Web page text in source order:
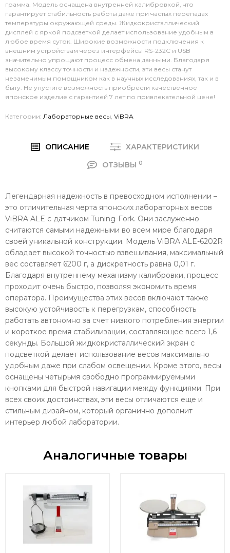
грамма. Модель оснащена внутренней калибровкой, что
гарантирует стабильность работы даже при частых перепадах
температуры окружающей среды. Жидкокристаллический
дисплей с яркой подсветкой делает использование удобным в
любое время суток. Широкие возможности подключения к
внешним устройствам через интерфейсы RS-232C и USB
значительно упрощают процесс обмена данными. Благодаря
высокому классу точности и надежности, эти весы станут
незаменимым помощником как в научных исследованиях, так и в
быту. Не упустите возможность приобрести качественное
японское изделие с гарантией 7 лет по привлекательной цене!
Категории: Лабораторные весы, ViBRA
ОПИСАНИЕ
ХАРАКТЕРИСТИКИ
ОТЗЫВЫ 0
Легендарная надежность в превосходном исполнении –
это отличительная черта японских лабораторных весов
ViBRA ALE с датчиком Tuning-Fork. Они заслуженно
считаются самыми надежными во всем мире благодаря
своей уникальной конструкции. Модель ViBRA ALE-6202R
обладает высокой точностью взвешивания, максимальный
вес составляет 6200 г, а дискретность равна 0,01 г.
Благодаря внутреннему механизму калибровки, процесс
проходит очень быстро, позволяя экономить время
оператора. Преимущества этих весов включают также
высокую устойчивость к перегрузкам, способность
работать автономно за счет низкого потребления энергии
и короткое время стабилизации, составляющее всего 1,6
секунды. Большой жидкокристаллический экран с
подсветкой делает использование весов максимально
удобным даже при слабом освещении. Кроме этого, весы
оснащены четырьмя свободно программируемыми
кнопками для быстрой навигации между функциями. При
всех своих достоинствах, эти весы отличаются еще и
стильным дизайном, который органично дополнит
интерьер любой лаборатории.
Аналогичные товары